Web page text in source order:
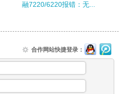
融7220/6220报错：无...
合作网站快捷登录：